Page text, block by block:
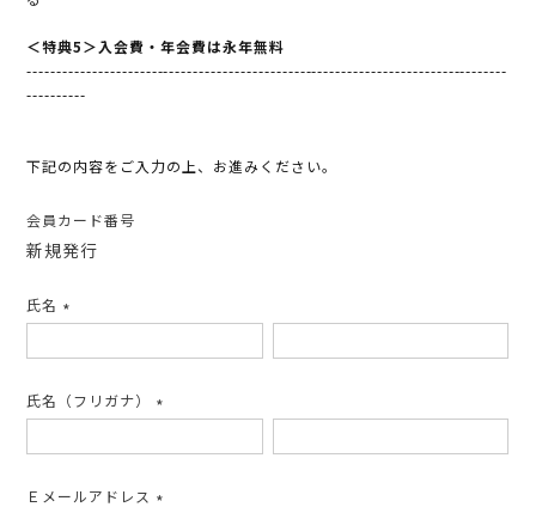
＜特典5＞入会費・年会費は永年無料
---------------------------------------------------------------------------------
----------
下記の内容をご入力の上、お進みください。
会員カード番号
新規発行
氏名
須)
氏名（フリガナ）
須)
Ｅメールアドレス